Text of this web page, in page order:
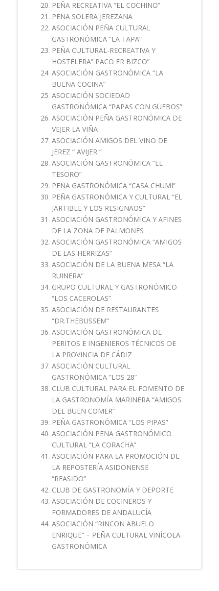
PEÑA RECREATIVA “EL COCHINO”
PEÑA SOLERA JEREZANA
ASOCIACIÓN PEÑA CULTURAL
GASTRONÓMICA “LA TAPA”
PEÑA CULTURAL-RECREATIVA Y
HOSTELERA” PACO ER BIZCO”
ASOCIACIÓN GASTRONÓMICA “LA
BUENA COCINA”
ASOCIACIÓN SOCIEDAD
GASTRONÓMICA “PAPAS CON GÜEBOS”
ASOCIACIÓN PEÑA GASTRONÓMICA DE
VEJER LA VIÑA
ASOCIACIÓN AMIGOS DEL VINO DE
JEREZ ” AVIJER “
ASOCIACIÓN GASTRONÓMICA “EL
TESORO”
PEÑA GASTRONÓMICA “CASA CHUMI”
PEÑA GASTRONÓMICA Y CULTURAL “EL
JARTIBLE Y LOS RESIGNAOS”
ASOCIACIÓN GASTRONÓMICA Y AFINES
DE LA ZONA DE PALMONES
ASOCIACIÓN GASTRONÓMICA “AMIGOS
DE LAS HERRIZAS”
ASOCIACIÓN DE LA BUENA MESA “LA
RUINERA”
GRUPO CULTURAL Y GASTRONÓMICO
“LOS CACEROLAS”
ASOCIACIÓN DE RESTAURANTES
“DR.THEBUSSEM”
ASOCIACIÓN GASTRONÓMICA DE
PERITOS E INGENIEROS TÉCNICOS DE
LA PROVINCIA DE CÁDIZ
ASOCIACIÓN CULTURAL
GASTRONÓMICA “LOS 28”
CLUB CULTURAL PARA EL FOMENTO DE
LA GASTRONOMÍA MARINERA “AMIGOS
DEL BUEN COMER”
PEÑA GASTRONÓMICA “LOS PIPAS”
ASOCIACIÓN PEÑA GASTRONÓMICO
CULTURAL “LA CORACHA”
ASOCIACIÓN PARA LA PROMOCIÓN DE
LA REPOSTERÍA ASIDONENSE
“REASIDO”
CLUB DE GASTRONOMÍA Y DEPORTE
ASOCIACIÓN DE COCINEROS Y
FORMADORES DE ANDALUCÍA
ASOCIACIÓN “RINCON ABUELO
ENRIQUE” – PEÑA CULTURAL VINÍCOLA
GASTRONÓMICA